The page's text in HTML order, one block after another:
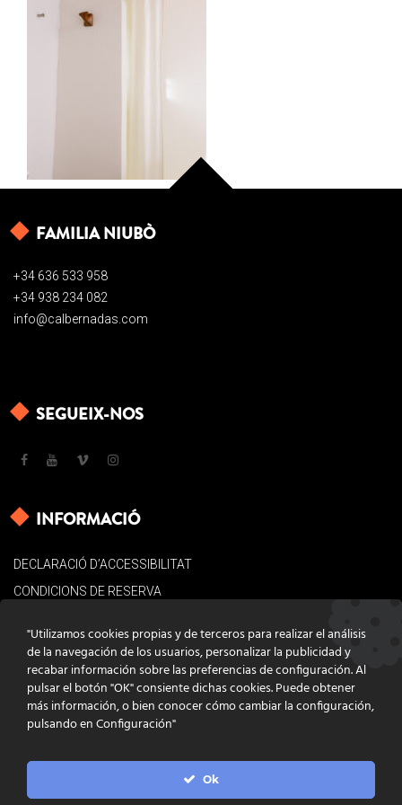
FAMILIA NIUBÒ
+34 636 533 958
+34 938 234 082
info@calbernadas.com
SEGUEIX-NOS
INFORMACIÓ
DECLARACIÓ D’ACCESSIBILITAT
CONDICIONS DE RESERVA
POLÍTICA DE COOKIES
CONTACTE
"Utilizamos cookies propias y de terceros para realizar el análisis
de la navegación de los usuarios, personalizar la publicidad y
recabar información sobre las preferencias de configuración. Al
pulsar el botón "OK" consiente dichas cookies. Puede obtener
más información, o bien conocer cómo cambiar la configuración,
pulsando en Configuración"
Ok